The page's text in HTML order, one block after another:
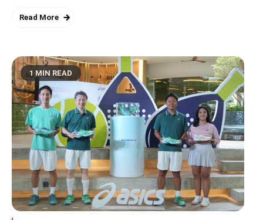
Read More
1 MIN READ